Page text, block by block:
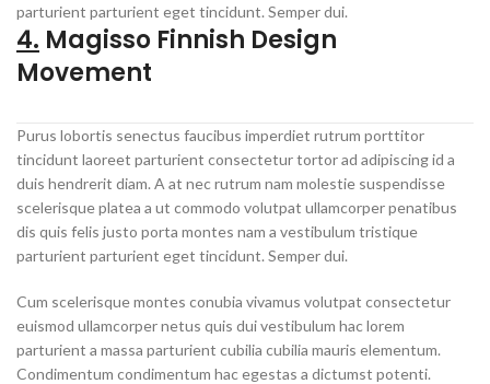
parturient parturient eget tincidunt. Semper dui.
4. Magisso Finnish Design
Movement
Purus lobortis senectus faucibus imperdiet rutrum porttitor
tincidunt laoreet parturient consectetur tortor ad adipiscing id a
duis hendrerit diam. A at nec rutrum nam molestie suspendisse
scelerisque platea a ut commodo volutpat ullamcorper penatibus
dis quis felis justo porta montes nam a vestibulum tristique
parturient parturient eget tincidunt. Semper dui.
Cum scelerisque montes conubia vivamus volutpat consectetur
euismod ullamcorper netus quis dui vestibulum hac lorem
parturient a massa parturient cubilia cubilia mauris elementum.
Condimentum condimentum hac egestas a dictumst potenti.